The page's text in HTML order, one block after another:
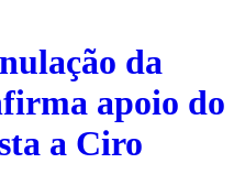
da
apoio do
a Ciro